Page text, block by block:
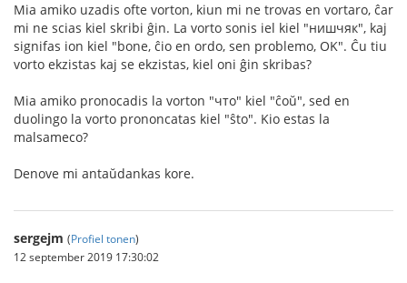
Mia amiko uzadis ofte vorton, kiun mi ne trovas en vortaro, ĉar
mi ne scias kiel skribi ĝin. La vorto sonis iel kiel "нишчяк", kaj
signifas ion kiel "bone, ĉio en ordo, sen problemo, OK". Ĉu tiu
vorto ekzistas kaj se ekzistas, kiel oni ĝin skribas?
Mia amiko pronocadis la vorton "что" kiel "ĉoŭ", sed en
duolingo la vorto prononcatas kiel "ŝto". Kio estas la
malsameco?
Denove mi antaŭdankas kore.
sergejm (Profiel tonen)
12 september 2019 17:30:02